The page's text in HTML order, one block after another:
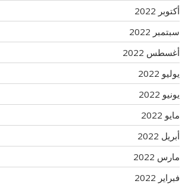
أكتوبر 2022
سبتمبر 2022
أغسطس 2022
يوليو 2022
يونيو 2022
مايو 2022
أبريل 2022
مارس 2022
فبراير 2022